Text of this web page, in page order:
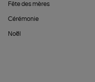
Fête des mères
Cérémonie
Noël